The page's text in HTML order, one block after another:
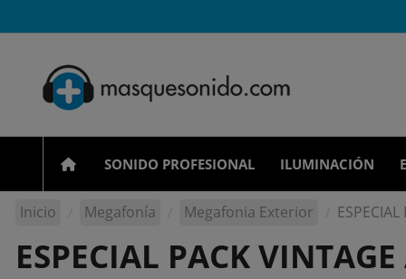
SONIDO PROFESIONAL ILUMINACIÓN
Inicio Megafonía Megafonia Exterior
ESPECIAL PACK